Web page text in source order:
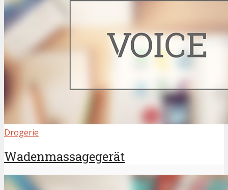
Drogerie
Wadenmassagegerät